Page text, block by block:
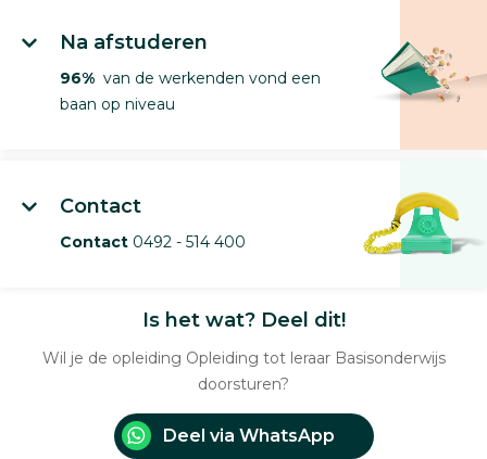
Na afstuderen
96% van de werkenden vond een
baan op niveau
Contact
Contact 0492 - 514 400
Is het wat? Deel dit!
Wil je de opleiding Opleiding tot leraar Basisonderwijs
doorsturen?
Deel via WhatsApp